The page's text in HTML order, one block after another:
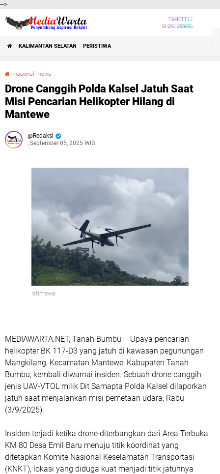
-->
SABTU
8 08 2026
KALIMANTAN SELATAN PERISTIWA
› nasional › news
Drone Canggih Polda Kalsel Jatuh Saat
Misi Pencarian Helikopter Hilang di
Mantewe
Redaksi
, September 05, 2025 WIB
Istimewa
MEDIAWARTA.NET, Tanah Bumbu – Upaya pencarian
helikopter BK 117-D3 yang jatuh di kawasan pegunungan
Mangkilang, Kecamatan Mantewe, Kabupaten Tanah
Bumbu, kembali diwarnai insiden. Sebuah drone canggih
jenis UAV-VTOL milik Dit Samapta Polda Kalsel dilaporkan
jatuh saat menjalankan misi pemetaan udara, Rabu
(3/9/2025).
Insiden terjadi ketika drone diterbangkan dari Area Terbuka
KM 80 Desa Emil Baru menuju titik koordinat yang
ditetapkan Komite Nasional Keselamatan Transportasi
(KNKT), lokasi yang diduga kuat menjadi titik jatuhnya